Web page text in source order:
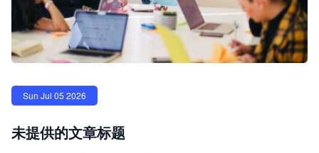
Sun Jul 05 2026
未提供的文章标题